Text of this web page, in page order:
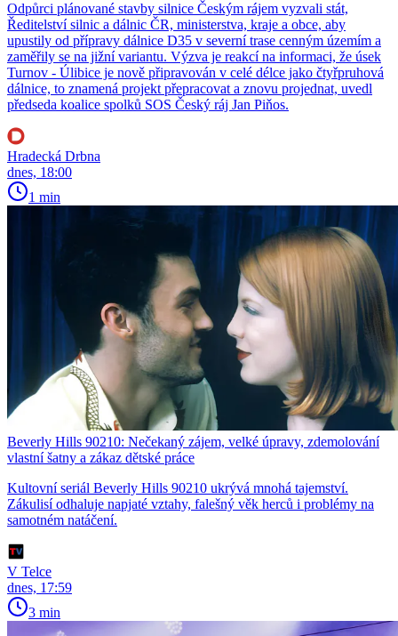
Odpůrci plánované stavby silnice Českým rájem vyzvali stát,
Ředitelství silnic a dálnic ČR, ministerstva, kraje a obce, aby
upustily od přípravy dálnice D35 v severní trase cenným územím a
zaměřily se na jižní variantu. Výzva je reakcí na informaci, že úsek
Turnov - Úlibice je nově připravován v celé délce jako čtyřpruhová
dálnice, to znamená projekt přepracovat a znovu projednat, uvedl
předseda koalice spolků SOS Český ráj Jan Piňos.
Hradecká Drbna
dnes, 18:00
1 min
Beverly Hills 90210: Nečekaný zájem, velké úpravy, zdemolování
vlastní šatny a zákaz dětské práce
Kultovní seriál Beverly Hills 90210 ukrývá mnohá tajemství.
Zákulisí odhaluje napjaté vztahy, falešný věk herců i problémy na
samotném natáčení.
V Telce
dnes, 17:59
3 min